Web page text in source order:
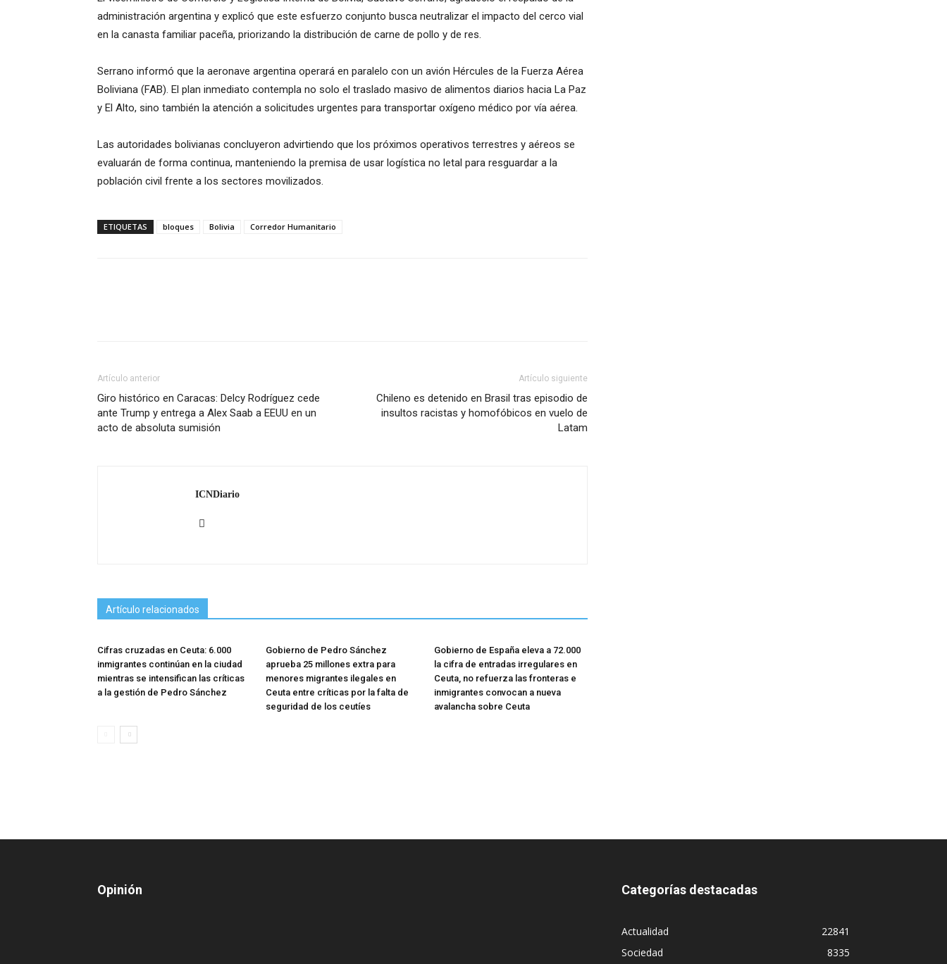
administración argentina y explicó que este esfuerzo conjunto busca neutralizar el impacto del cerco vial
en la canasta familiar paceña, priorizando la distribución de carne de pollo y de res.
Serrano informó que la aeronave argentina operará en paralelo con un avión Hércules de la Fuerza Aérea
Boliviana (FAB). El plan inmediato contempla no solo el traslado masivo de alimentos diarios hacia La Paz
y El Alto, sino también la atención a solicitudes urgentes para transportar oxígeno médico por vía aérea.
Las autoridades bolivianas concluyeron advirtiendo que los próximos operativos terrestres y aéreos se
evaluarán de forma continua, manteniendo la premisa de usar logística no letal para resguardar a la
población civil frente a los sectores movilizados.
ETIQUETAS bloques Bolivia Corredor Humanitario
Artículo anterior
Giro histórico en Caracas: Delcy Rodríguez cede
ante Trump y entrega a Alex Saab a EEUU en un
acto de absoluta sumisión
Artículo siguiente
Chileno es detenido en Brasil tras episodio de
insultos racistas y homofóbicos en vuelo de
Latam
ICNDiario
Artículo relacionados
Cifras cruzadas en Ceuta: 6.000
inmigrantes continúan en la ciudad
mientras se intensifican las críticas
a la gestión de Pedro Sánchez
Gobierno de Pedro Sánchez
aprueba 25 millones extra para
menores migrantes ilegales en
Ceuta entre críticas por la falta de
seguridad de los ceutíes
Gobierno de España eleva a 72.000
la cifra de entradas irregulares en
Ceuta, no refuerza las fronteras e
inmigrantes convocan a nueva
avalancha sobre Ceuta
Opinión Categorías destacadas
Actualidad
22841
Sociedad
8335